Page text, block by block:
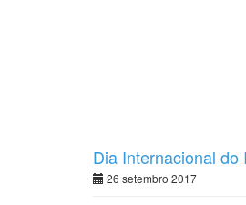
Dia Internacional do
26 setembro 2017